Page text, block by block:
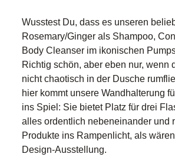
Wusstest Du, dass es unseren
Rosemary/Ginger als Shampoo,
Body Cleanser im ikonischen
Richtig schön, aber eben nur, wenn
nicht chaotisch in der Dusche
hier kommt unsere Wandhalterung
ins Spiel: Sie bietet Platz für drei
alles ordentlich nebeneinander und
Produkte ins Rampenlicht, als
Design-Ausstellung.